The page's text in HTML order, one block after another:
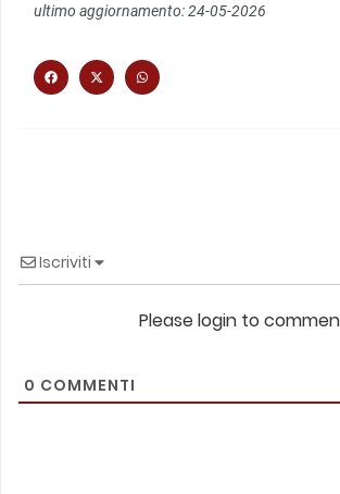
ultimo aggiornamento: 24-05-2026
Iscriviti
Please login to
0 COMMENTI